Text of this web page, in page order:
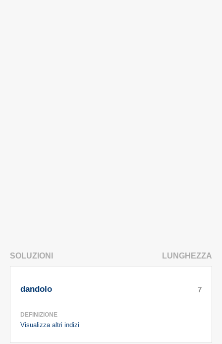
SOLUZIONI LUNGHEZZA
dandolo
DEFINIZIONE
Visualizza altri indizi
7